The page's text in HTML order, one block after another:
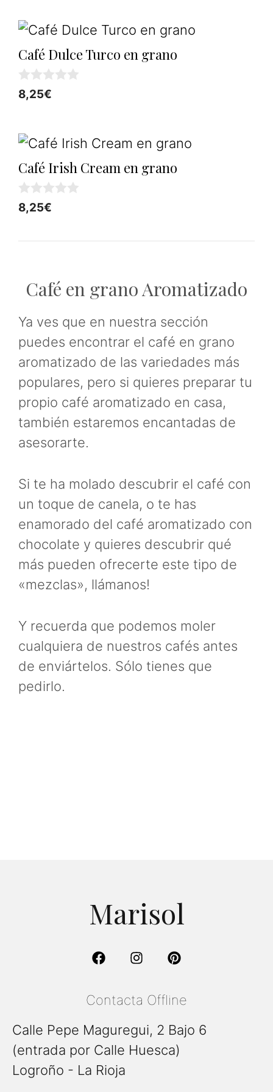
Café Dulce Turco en grano
0
d
8,25€
Café Irish Cream en grano
0
d
8,25€
Café en grano Aromatizado
Ya ves que en nuestra sección
puedes encontrar el café en grano
aromatizado de las variedades más
populares, pero si quieres preparar tu
propio café aromatizado en casa,
también estaremos encantadas de
asesorarte.
Si te ha molado descubrir el café con
un toque de canela, o te has
enamorado del café aromatizado con
chocolate y quieres descubrir qué
más pueden ofrecerte este tipo de
«mezclas», llámanos!
Y recuerda que podemos moler
cualquiera de nuestros cafés antes
de enviártelos. Sólo tienes que
pedirlo.
Marisol
Contacta Offline
Calle Pepe Maguregui, 2 Bajo 6
(entrada por Calle Huesca)
Logroño - La Rioja